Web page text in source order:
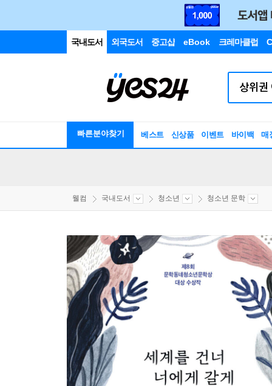
국내도서 외국도서 중고샵 eBook 크레마클럽
빠른분야찾기 베스트 신상품 이벤트 바이백 매
웰컴 국내도서 청소년 청소년 문학